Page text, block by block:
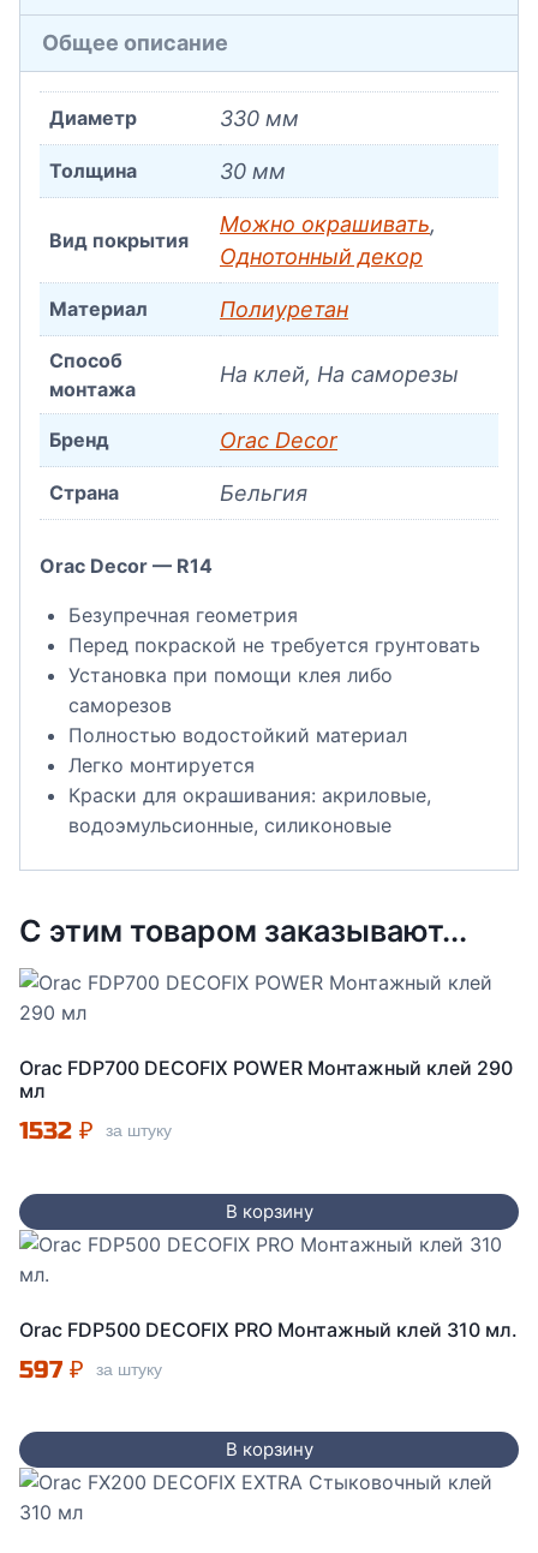
Общее описание
Диаметр 330 мм
Толщина 30 мм
Вид покрытия
Можно окрашивать,
Однотонный декор
Материал Полиуретан
Способ
монтажа
На клей, На саморезы
Бренд Orac Decor
Страна Бельгия
Orac Decor — R14
Безупречная геометрия
Перед покраской не требуется грунтовать
Установка при помощи клея либо
саморезов
Полностью водостойкий материал
Легко монтируется
Краски для окрашивания: акриловые,
водоэмульсионные, силиконовые
С этим товаром заказывают...
Orac FDP700 DECOFIX POWER Монтажный клей 290
мл
1532 ₽ за штуку
В корзину
Orac FDP500 DECOFIX PRO Монтажный клей 310 мл.
597 ₽ за штуку
В корзину